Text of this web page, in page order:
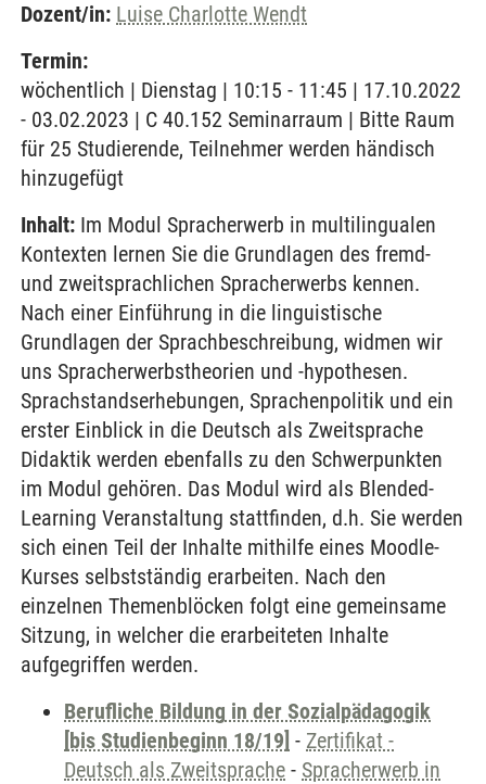
Dozent/in: Luise Charlotte Wendt
Termin:
wöchentlich | Dienstag | 10:15 - 11:45 | 17.10.2022
- 03.02.2023 | C 40.152 Seminarraum | Bitte Raum
für 25 Studierende, Teilnehmer werden händisch
hinzugefügt
Inhalt: Im Modul Spracherwerb in multilingualen
Kontexten lernen Sie die Grundlagen des fremd-
und zweitsprachlichen Spracherwerbs kennen.
Nach einer Einführung in die linguistische
Grundlagen der Sprachbeschreibung, widmen wir
uns Spracherwerbstheorien und -hypothesen.
Sprachstandserhebungen, Sprachenpolitik und ein
erster Einblick in die Deutsch als Zweitsprache
Didaktik werden ebenfalls zu den Schwerpunkten
im Modul gehören. Das Modul wird als Blended-
Learning Veranstaltung stattfinden, d.h. Sie werden
sich einen Teil der Inhalte mithilfe eines Moodle-
Kurses selbstständig erarbeiten. Nach den
einzelnen Themenblöcken folgt eine gemeinsame
Sitzung, in welcher die erarbeiteten Inhalte
aufgegriffen werden.
Berufliche Bildung in der Sozialpädagogik
[bis Studienbeginn 18/19] - Zertifikat -
Deutsch als Zweitsprache - Spracherwerb in